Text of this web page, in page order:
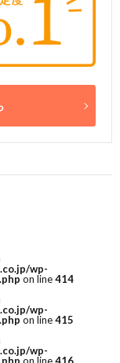
wp-
on line414
wp-
on line415
wp-